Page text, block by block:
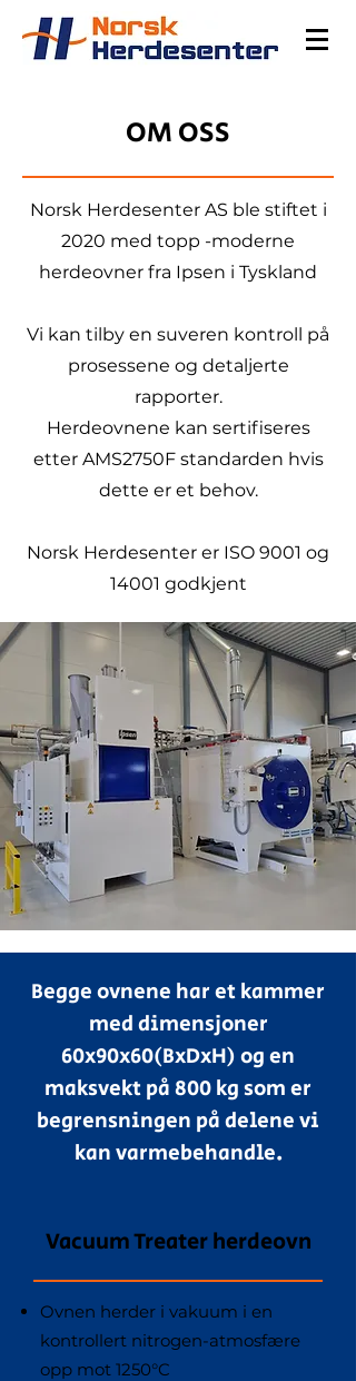
OM OSS
Norsk Herdesenter AS ble stiftet i
2020 med topp -moderne
herdeovner fra Ipsen i Tyskland
Vi kan tilby en suveren kontroll på
prosessene og detaljerte
rapporter.
Herdeovnene kan sertifiseres
etter AMS2750F standarden hvis
dette er et behov.
Norsk Herdesenter er ISO 9001 og
14001 godkjent
Begge ovnene har et kammer
med dimensjoner
60x90x60(BxDxH) og en
maksvekt på 800 kg som er
begrensningen på delene vi
kan varmebehandle.
Vacuum Treater herdeovn
Ovnen herder i vakuum i en
kontrollert nitrogen-atmosfære
opp mot 1250°C